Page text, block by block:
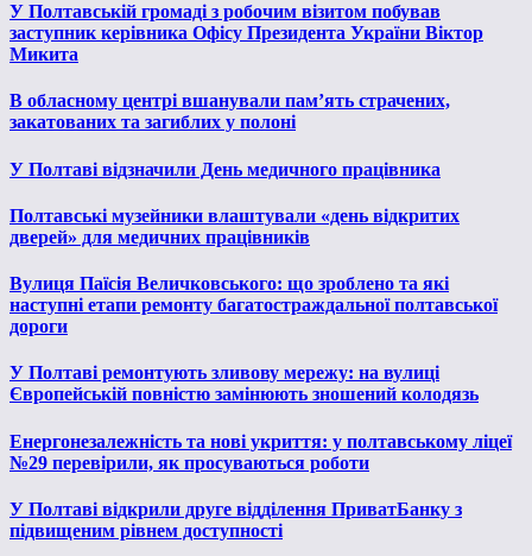
У Полтавській громаді з робочим візитом побував
заступник керівника Офісу Президента України Віктор
Микита
В обласному центрі вшанували пам’ять страчених,
закатованих та загиблих у полоні
У Полтаві відзначили День медичного працівника
Полтавські музейники влаштували «день відкритих
дверей» для медичних працівників
Вулиця Паїсія Величковського: що зроблено та які
наступні етапи ремонту багатостраждальної полтавської
дороги
У Полтаві ремонтують зливову мережу: на вулиці
Європейській повністю замінюють зношений колодязь
Енергонезалежність та нові укриття: у полтавському ліцеї
№29 перевірили, як просуваються роботи
У Полтаві відкрили друге відділення ПриватБанку з
підвищеним рівнем доступності